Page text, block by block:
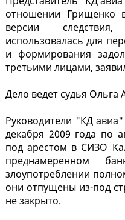
отношении Грищенко
версии
использовалась для
и формирования
третьими лицами,
Дело ведет судья Ольга
Руководители "КД
декабря 2009 года по
под арестом в СИЗО
преднамеренном
злоупотреблении
они отпущены из-под
не закрыто.